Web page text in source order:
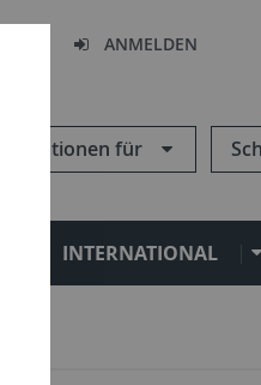
ANMELDEN
für
INTERNATIONAL